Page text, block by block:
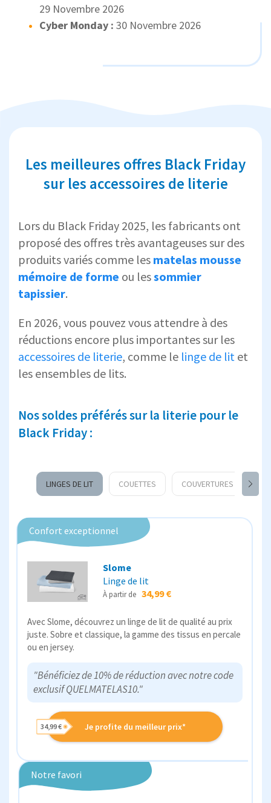
29 Novembre 2026
Cyber Monday : 30 Novembre 2026
Les meilleures offres Black Friday
sur les accessoires de literie
Lors du Black Friday 2025, les fabricants ont
proposé des offres très avantageuses sur des
produits variés comme les matelas mousse
mémoire de forme ou lessommier
tapissier.
En 2026, vous pouvez vous attendre à des
réductions encore plus importantes sur les
accessoires de literie, comme le linge de lit et
les ensembles de lits.
Nos soldes préférés sur la literie pour le
Black Friday :
LINGES DE LIT COUETTES COUVERTURES LESTÉES
Confort exceptionnel
Slome
Linge de lit
À partir de 34,99 €
Avec Slome, découvrez un linge de lit de qualité au prix
juste. Sobre et classique, la gamme des tissus en percale
ou en jersey.
"Bénéficiez de 10% de réduction avec notre code
exclusif QUELMATELAS10."
Je profite du meilleur prix*
34,99 €
Notre favori